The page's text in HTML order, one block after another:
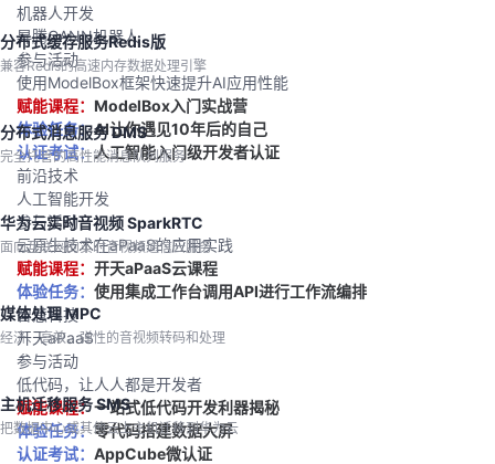
分布式缓存服务Redis版
兼容Redis的高速内存数据处理引擎
分布式消息服务 DMS
完全托管的高性能消息队列服务
华为云实时音视频 SparkRTC
面向互联网的实时音视频通信云服务
媒体处理 MPC
经济、高效、弹性的音视频转码和处理
主机迁移服务 SMS
把数据中心或其他云上主机迁移到华为云
机器人开发
昇腾CANN机器人
参与活动
使用ModelBox框架快速提升AI应用性能
赋能课程： ModelBox入门实战营
体验任务：AI让你遇见10年后的自己
认证考试：人工智能入门级开发者认证
前沿技术
人工智能开发
参与活动
云原生技术在aPaaS的应用实践
赋能课程： 开天aPaaS云课程
体验任务： 使用集成工作台调用API进行工作流编排
智慧科技
开天aPaaS
参与活动
低代码，让人人都是开发者
赋能课程：一站式低代码开发利器揭秘
体验任务：零代码搭建数据大屏
认证考试： AppCube微认证